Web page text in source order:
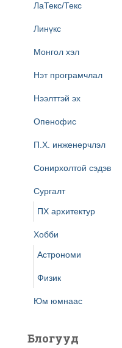
ЛаТекс/Текс
Линүкс
Монгол хэл
Нэт програмчлал
Нээлттэй эх
Опенофис
П.Х. инженерчлэл
Сонирхолтой сэдэв
Сургалт
ПХ архитектур
Хобби
Астрономи
Физик
Юм юмнаас
Блогууд